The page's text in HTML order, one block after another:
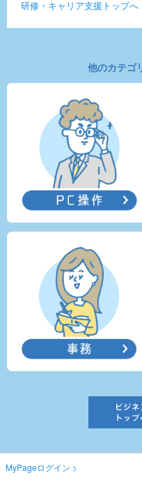
研修・キャリア支援トップへ
他のカテゴ
MyPageログイン